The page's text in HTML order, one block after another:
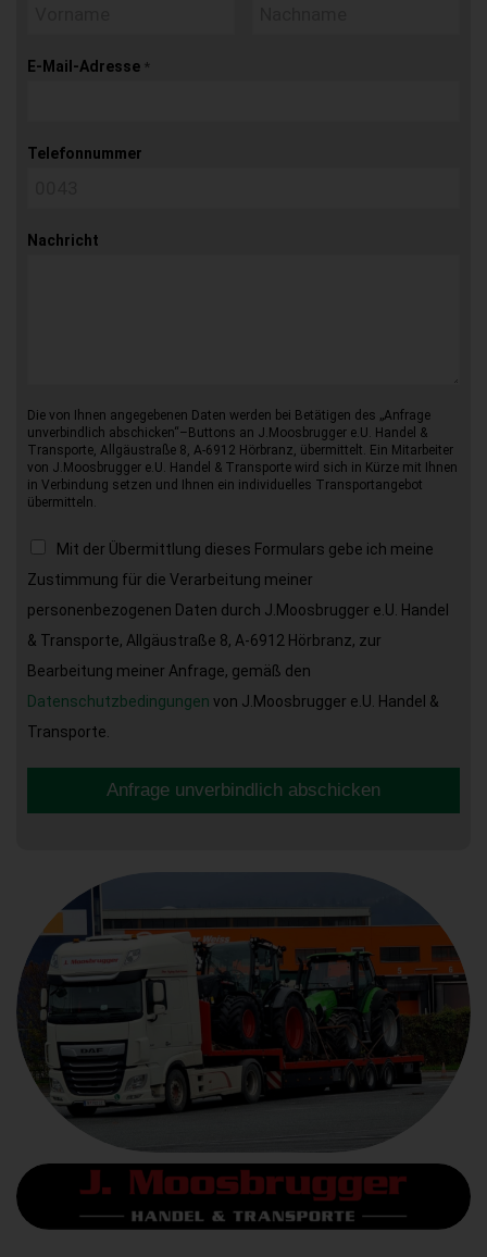
E-Mail-Adresse *
Telefonnummer
Nachricht
Die von Ihnen angegebenen Daten werden bei Betätigen des „Anfrage
unverbindlich abschicken“–Buttons an J.Moosbrugger e.U. Handel &
Transporte, Allgäustraße 8, A-6912 Hörbranz, übermittelt. Ein Mitarbeiter
von J.Moosbrugger e.U. Handel & Transporte wird sich in Kürze mit Ihnen
in Verbindung setzen und Ihnen ein individuelles Transportangebot
übermitteln.
Mit der Übermittlung dieses Formulars gebe ich meine
Zustimmung für die Verarbeitung meiner
personenbezogenen Daten durch J.Moosbrugger e.U. Handel
& Transporte, Allgäustraße 8, A-6912 Hörbranz, zur
Bearbeitung meiner Anfrage, gemäß den
Datenschutzbedingungen von J.Moosbrugger e.U. Handel &
Transporte.
Anfrage unverbindlich abschicken